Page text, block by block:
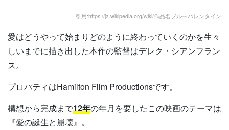
引用:https://ja.wikipedia.org/wiki/作品名ブルーバレンタイン
愛はどうやって始まりどのように終わっていくのかを生々
しいまでに描き出した本作の監督はデレク・シアンフラン
ス。
プロパティはHamilton Film Productionsです。
構想から完成まで12年の年月を要したこの映画のテーマは
『愛の誕生と崩壊』。